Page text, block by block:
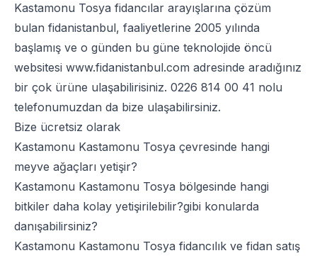
Kastamonu Tosya fidancılar arayışlarına çözüm
bulan fidanistanbul, faaliyetlerine 2005 yılında
başlamış ve o günden bu güne teknolojide öncü
websitesi www.fidanistanbul.com adresinde aradığınız
bir çok ürüne ulaşabilirisiniz. 0226 814 00 41 nolu
telefonumuzdan da bize ulaşabilirsiniz.
Bize ücretsiz olarak
Kastamonu Kastamonu Tosya çevresinde hangi
meyve ağaçları yetişir?
Kastamonu Kastamonu Tosya bölgesinde hangi
bitkiler daha kolay yetişirilebilir?gibi konularda
danışabilirsiniz?
Kastamonu Kastamonu Tosya fidancılık ve fidan satış